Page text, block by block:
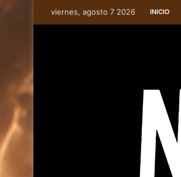
viernes, agosto 7 2026 INICIO